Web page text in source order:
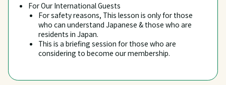
For Our International Guests
For safety reasons, This lesson is only for those
who can understand Japanese & those who are
residents in Japan.
This is a briefing session for those who are
considering to become our membership.